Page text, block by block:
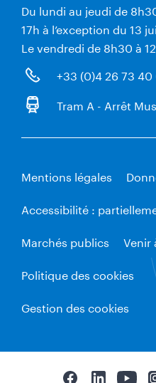
Du lundi au jeudi de
17h à l’exception du 13
Le vendredi de 8h30 à
+33 (0)4 26 73
Tram A - Arrêt
Mentions légales
Accessibilité :
Marchés publics
Venir
Politique des cookies
Gestion des cookies
F
L
Y